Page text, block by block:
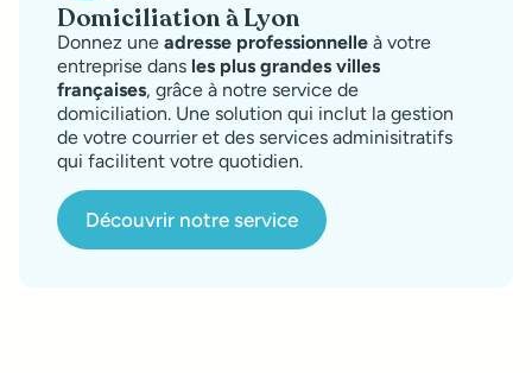
Domiciliation à Lyon
Donnez une adresse professionnelle à votre
entreprise dans les plus grandes villes
françaises, grâce à notre service de
domiciliation. Une solution qui inclut la gestion
de votre courrier et des services adminisitratifs
qui facilitent votre quotidien.
Découvrir notre service